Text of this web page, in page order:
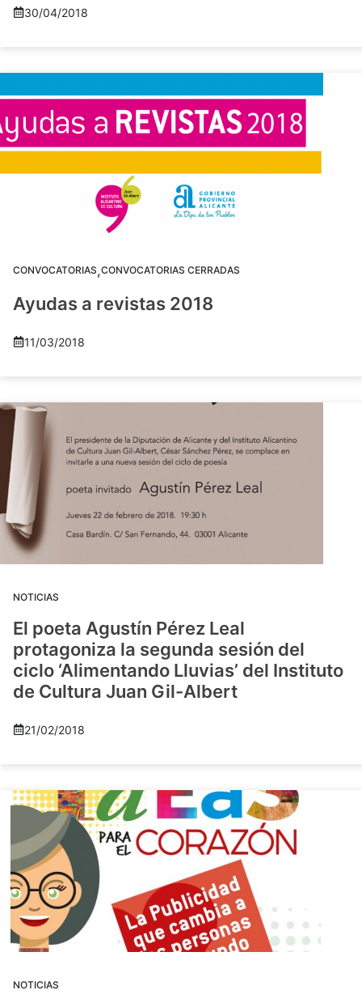
30/04/2018
CONVOCATORIAS,CONVOCATORIAS CERRADAS
Ayudas a revistas 2018
11/03/2018
NOTICIAS
El poeta Agustín Pérez Leal
protagoniza la segunda sesión del
ciclo ‘Alimentando Lluvias’ del Instituto
de Cultura Juan Gil-Albert
21/02/2018
NOTICIAS